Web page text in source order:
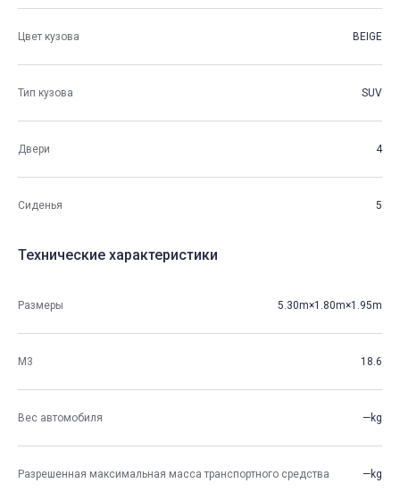
Цвет кузова BEIGE
Тип кузова SUV
Двери 4
Сиденья 5
Технические характеристики
Размеры 5.30m×1.80m×1.95m
М3 18.6
Вес автомобиля —kg
Разрешенная максимальная масса транспортного средства —kg